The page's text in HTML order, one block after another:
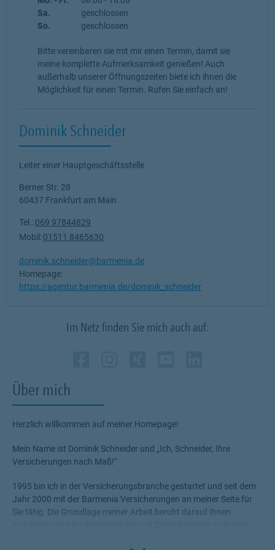
Über mich
Herzlich willkommen auf meiner Homepage!
Mein Name ist Dominik Schneider und „Ich, Schneider, Ihre
Versicherungen nach Maß!“
1995 bin ich in der Versicherungsbranche gestartet und seit dem
Jahr 2000 mit der Barmenia Versicherungen an meiner Seite für
Sie tätig. Die Grundlage meiner Arbeit beruht darauf Ihnen
Sa.
geschlossen
So.
geschlossen
Bitte vereinbaren sie mit mir einen Termin, damit sie
meine komplette Aufmerksamkeit genießen! Auch
außerhalb unserer Öffnungszeiten biete ich ihnen die
Möglichkeit für einen Termin. Rufen Sie einfach an!
Dominik Schneider
Leiter einer Hauptgeschäftsstelle
Berner Str. 28
60437 Frankfurt am Main
Tel.: 069 97844829
Mobil: 01511 8465630
dominik.schneider@barmenia.de
Homepage:
https://agentur.barmenia.de/dominik_schneider
Im Netz finden Sie mich auch auf: